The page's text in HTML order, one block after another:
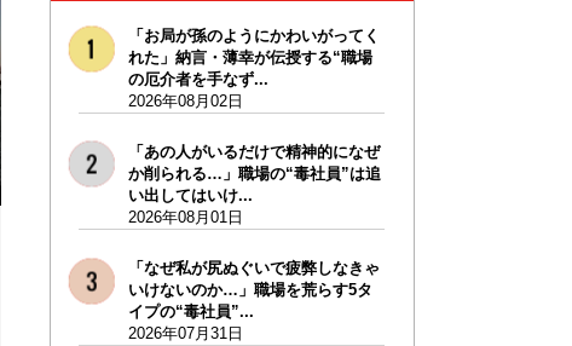
「お局が孫のようにかわいがってく
れた」納言・薄幸が伝授する“職場
の厄介者を手なず...
2026年08月02日
「あの人がいるだけで精神的になぜ
か削られる…」職場の“毒社員”は追
い出してはいけ...
2026年08月01日
「なぜ私が尻ぬぐいで疲弊しなきゃ
いけないのか…」職場を荒らす5タ
イプの“毒社員”...
2026年07月31日